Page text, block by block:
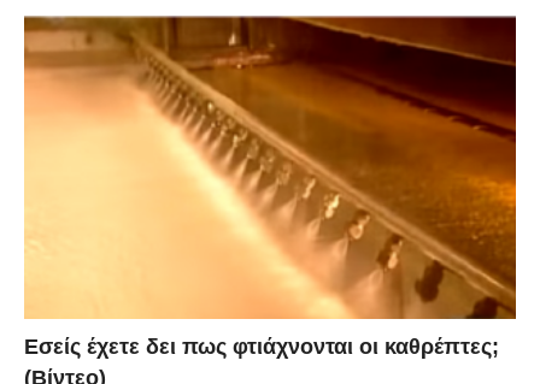
Εσείς έχετε δει πως φτιάχνονται οι καθρέπτες;
(Βίντεο)